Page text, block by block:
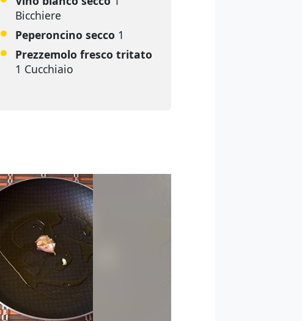
Bicchiere
Peperoncino secco 1
Prezzemolo fresco tritato
1 Cucchiaio